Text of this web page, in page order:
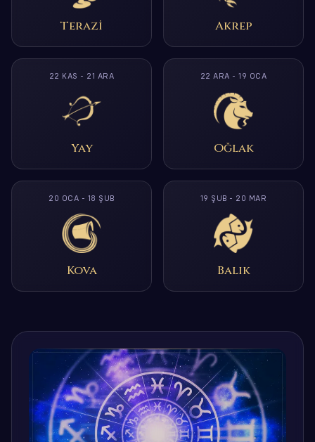
Terazi Akrep
22 KAS - 21 ARA
Yay
22 ARA - 19 OCA
Oğlak
20 OCA - 18 ŞUB
Kova
19 ŞUB - 20 MAR
Balık